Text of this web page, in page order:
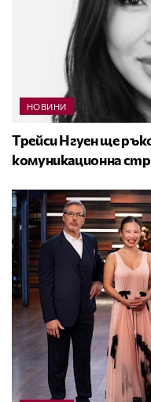
НОВИНИ
Трейси Нгуен ще
комуникационна